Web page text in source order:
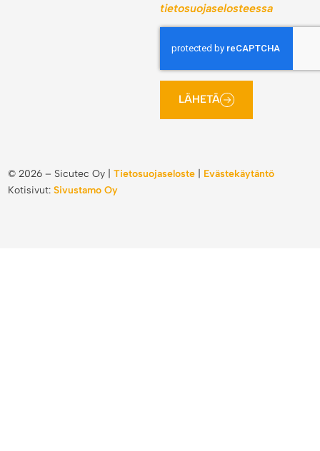
tietosuojaselosteessa
LÄHETÄ
©2026 – Sicutec Oy |Tietosuojaseloste
Evästekäytäntö
Kotisivut:Sivustamo Oy